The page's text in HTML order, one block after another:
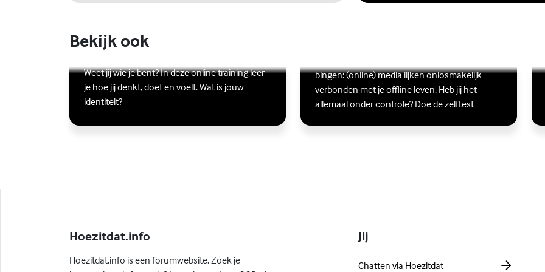
Bekijk ook
Online zelfhulptraining - Wie ben
Weet jij wie je bent? In deze online training leer
je hoe jij denkt, doet en voelt. Wat is jouw
identiteit?
Lees meer over Online zelfhulptraining - Wie ben ik?
(Externe link)
bingen: (online) media lijken onlosmakelijk
verbonden met je offline leven. Heb jij het
allemaal onder controle? Doe de zelftest
Lees meer over Ben jij digitaal in balans?
(Externe link)
Hoezitdat.info
Hoezitdat.info is een forumwebsite. Zoek je
Jij
Chatten via Hoezitdat